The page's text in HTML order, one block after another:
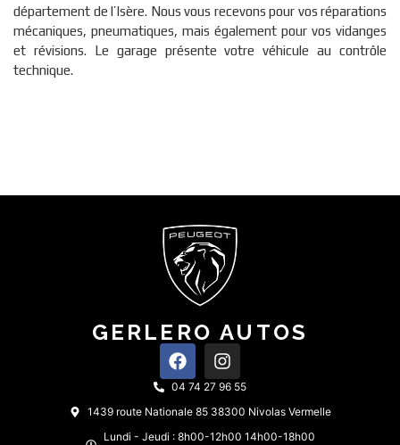
département de l’Isère. Nous vous recevons pour vos réparations
mécaniques, pneumatiques, mais également pour vos vidanges
et révisions. Le garage présente votre véhicule au contrôle
technique.
GERLERO AUTOS
04 74 27 96 55
1439 route Nationale 85 38300 Nivolas Vermelle
Lundi - Jeudi : 8h00-12h00 14h00-18h00